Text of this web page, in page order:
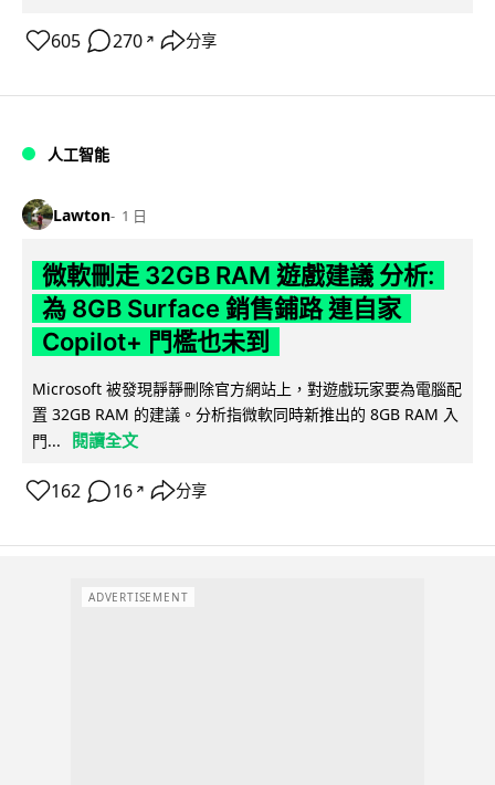
605 270 ↗ 分享
人工智能
Lawton 1 日
微軟刪走 32GB RAM 遊戲建議 分析:
為 8GB Surface 銷售鋪路 連自家
Copilot+ 門檻也未到
Microsoft 被發現靜靜刪除官方網站上，對遊戲玩家要為電腦配
置 32GB RAM 的建議。分析指微軟同時新推出的 8GB RAM 入
門...
閱讀全文
162 16 ↗ 分享
ADVERTISEMENT